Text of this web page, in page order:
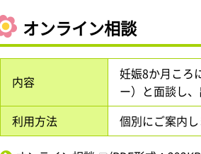
オンライン相談
内容
妊娠8か月ころ
ー）と面談し
利用方法
個別にご案内し